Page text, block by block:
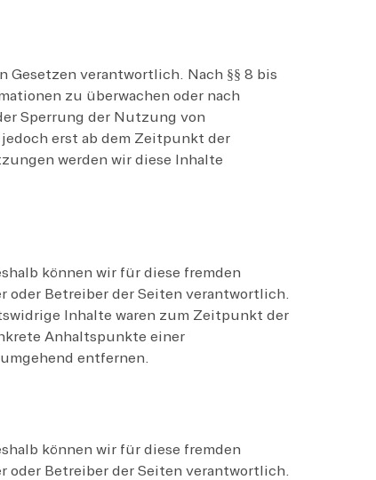
Gesetzen verantwortlich. Nach §§ 8 bis
zu überwachen oder nach
Sperrung der Nutzung von
erst ab dem Zeitpunkt der
werden wir diese Inhalte
können wir für diese fremden
oder Betreiber der Seiten verantwortlich.
Inhalte waren zum Zeitpunkt der
Anhaltspunkte einer
entfernen.
können wir für diese fremden
oder Betreiber der Seiten verantwortlich.